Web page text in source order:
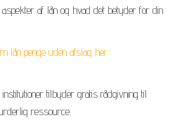
af lån og hvad det betyder for din
lån penge uden afslag her
tilbyder gratis rådgivning til
ressource.